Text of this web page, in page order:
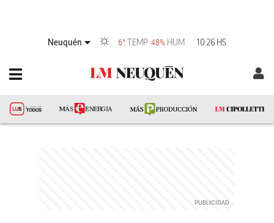
Neuquén 6°TEMP 48% HUM 10:26 HS